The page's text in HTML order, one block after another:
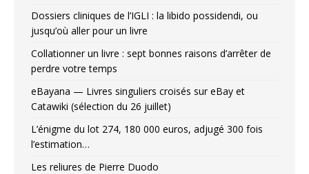
Dossiers cliniques de l’IGLI : la libido possidendi, ou
jusqu’où aller pour un livre
Collationner un livre : sept bonnes raisons d’arrêter de
perdre votre temps
eBayana — Livres singuliers croisés sur eBay et
Catawiki (sélection du 26 juillet)
L’énigme du lot 274, 180 000 euros, adjugé 300 fois
l’estimation…
Les reliures de Pierre Duodo